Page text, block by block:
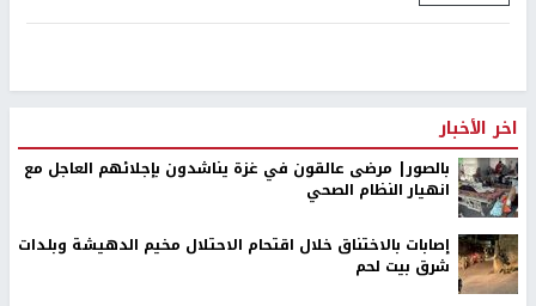
اخر الأخبار
بالصور| مرضى عالقون في غزة يناشدون بإجلائهم العاجل مع
انهيار النظام الصحي
إصابات بالاختناق خلال اقتحام الاحتلال مخيم الدهيشة وبلدات
شرق بيت لحم